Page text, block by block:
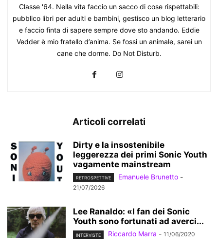
Classe '64. Nella vita faccio un sacco di cose rispettabili:
pubblico libri per adulti e bambini, gestisco un blog letterario
e faccio finta di sapere sempre dove sto andando. Eddie
Vedder è mio fratello d’anima. Se fossi un animale, sarei un
cane che dorme. Do Not Disturb.
Articoli correlati
Dirty e la insostenibile
leggerezza dei primi Sonic Youth
vagamente mainstream
RETROSPETTIVE Emanuele Brunetto -
21/07/2026
Lee Ranaldo: «I fan dei Sonic
Youth sono fortunati ad averci...
INTERVISTE Riccardo Marra - 11/06/2020